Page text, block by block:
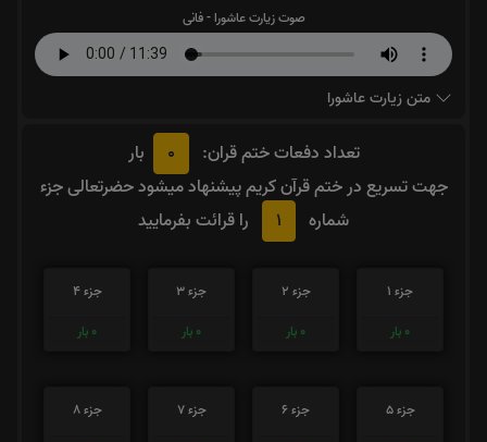
صوت زیارت عاشورا - فانی
متن زیارت عاشورا
تعداد دفعات ختم قران: 0
بار
جهت تسریع در ختم قرآن کریم پیشنهاد میشود حضرتعالی جزء
شماره
1 را قرائت بفرمایید
جزء 1
0 بار
جزء 2
0 بار
جزء 3
0 بار
جزء 4
0 بار
جزء 5
جزء 6
جزء 7
جزء 8